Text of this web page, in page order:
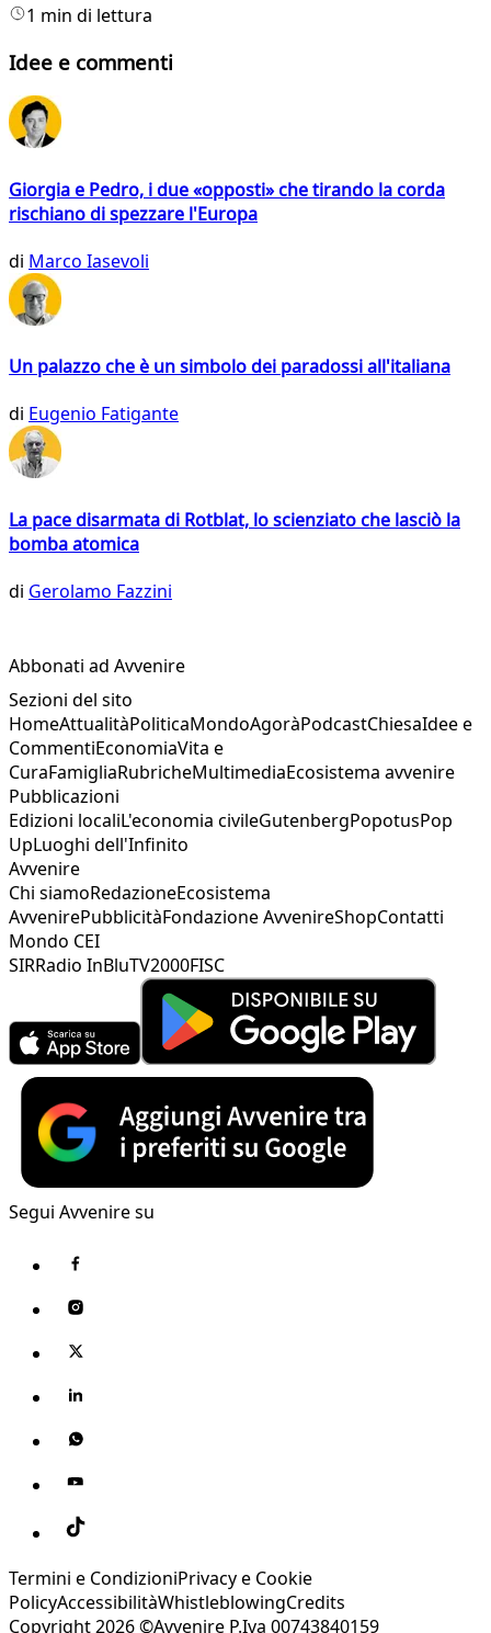
1 min di lettura
Idee e commenti
Giorgia e Pedro, i due «opposti» che tirando la corda
rischiano di spezzare l'Europa
di Marco Iasevoli
Un palazzo che è un simbolo dei paradossi all'italiana
di Eugenio Fatigante
La pace disarmata di Rotblat, lo scienziato che lasciò la
bomba atomica
di Gerolamo Fazzini
Abbonati ad Avvenire
Sezioni del sito
HomeAttualitàPoliticaMondoAgoràPodcastChiesaIdee e
CommentiEconomiaVita e
CuraFamigliaRubricheMultimediaEcosistema avvenire
Pubblicazioni
Edizioni localiL'economia civileGutenbergPopotusPop
UpLuoghi dell'Infinito
Avvenire
Chi siamoRedazioneEcosistema
AvvenirePubblicitàFondazione AvvenireShopContatti
Mondo CEI
SIRRadio InBluTV2000FISC
Segui Avvenire su
Termini e CondizioniPrivacy e Cookie
PolicyAccessibilitàWhistleblowingCredits
Copyright 2026 ©Avvenire P.Iva 00743840159